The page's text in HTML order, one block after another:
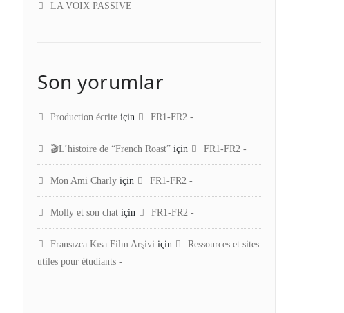
LA VOIX PASSIVE
Son yorumlar
Production écrite için FR1-FR2 -
🎬L’histoire de “French Roast” için FR1-FR2 -
Mon Ami Charly için FR1-FR2 -
Molly et son chat için FR1-FR2 -
Fransızca Kısa Film Arşivi için
Ressources et sites
utiles pour étudiants -